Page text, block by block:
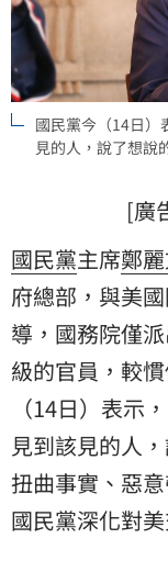
國民黨今（14日）
見的人，說了想說
[廣
國民黨主席鄭
府總部，與美
導，國務院僅
級的官員，較
（14日）表示
見到該見的人
扭曲事實、惡
國民黨深化對